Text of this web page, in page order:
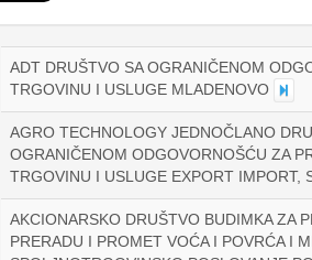
ADT DRUŠTVO SA OGRANIČENOM
TRGOVINU I USLUGE MLADENOVO
AGRO TECHNOLOGY JEDNOČLANO
OGRANIČENOM ODGOVORNOŠĆU ZA
TRGOVINU I USLUGE EXPORT IMPORT,
AKCIONARSKO DRUŠTVO BUDIMKA ZA
PRERADU I PROMET VOĆA I POVRĆA I